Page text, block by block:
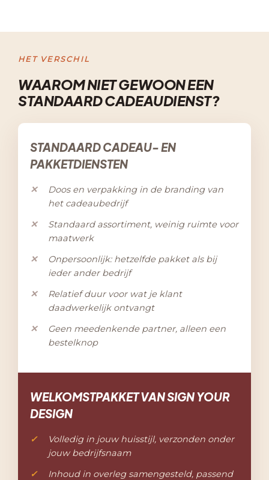
HET VERSCHIL
WAAROM NIET GEWOON EEN
STANDAARD CADEAUDIENST?
STANDAARD CADEAU- EN
PAKKETDIENSTEN
Doos en verpakking in de branding van
het cadeaubedrijf
Standaard assortiment, weinig ruimte voor
maatwerk
Onpersoonlijk: hetzelfde pakket als bij
ieder ander bedrijf
Relatief duur voor wat je klant
daadwerkelijk ontvangt
Geen meedenkende partner, alleen een
bestelknop
WELKOMSTPAKKET VAN SIGN YOUR
DESIGN
Volledig in jouw huisstijl, verzonden onder
jouw bedrijfsnaam
Inhoud in overleg samengesteld, passend